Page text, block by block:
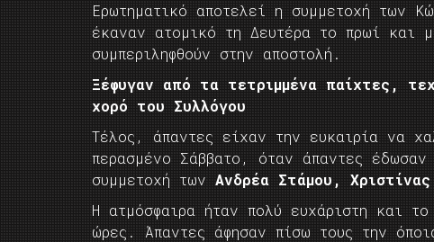
Ερωτηματικό αποτελεί η συμμετοχή των
έκαναν ατομικό τη Δευτέρα το πρωί και
συμπεριληφθούν στην αποστολή.
Ξέφυγαν από τα τετριμμένα παίχτες,
χορό του Συλλόγου
Τέλος, άπαντες είχαν την ευκαιρία να
περασμένο Σάββατο, όταν άπαντες
συμμετοχή των Ανδρέα Στάμου,
Η ατμόσφαιρα ήταν πολύ ευχάριστη και
ώρες. Άπαντες άφησαν πίσω τους την